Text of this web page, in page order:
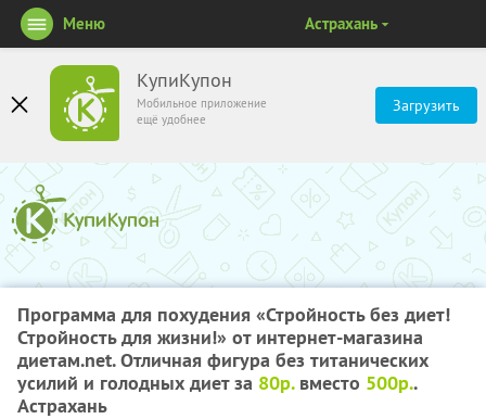
КупиКупон
Мобильное приложение
ещё удобнее
Загрузить
Меню Астрахань
Программа для похудения «Стройность без диет!
Стройность для жизни!» от интернет-магазина
диетам.net. Отличная фигура без титанических
усилий и голодных диет за 80р.вместо 500р..
Астрахань